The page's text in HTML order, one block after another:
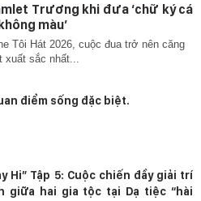
Trương khi đưa ‘chữ ký cá
màu’
Tôi Hát 2026, cuộc đua trở nên căng
sắc nhất...
điểm sống đặc biệt.
Hi” Tập 5: Cuộc chiến đầy giải trí
giữa hai gia tộc tại Dạ tiệc “hài